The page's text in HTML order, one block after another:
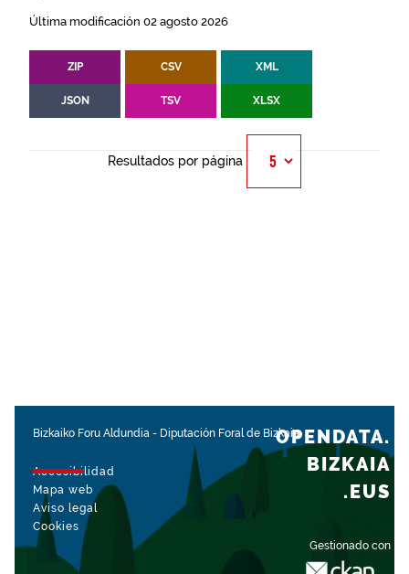
Última modificación 02 agosto 2026
ZIP CSV XML
JSON TSV XLSX
Resultados por página
Bizkaiko Foru Aldundia - Diputación Foral de Bizkaia
Accesibilidad
Mapa web
Aviso legal
Cookies
Gestionado con
OPENDATA.
BIZKAIA
.EUS